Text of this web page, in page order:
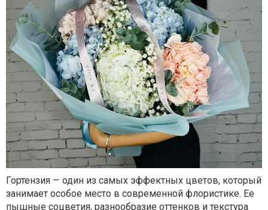
Гортензия — один из самых эффектных цветов, который
занимает особое место в современной флористике. Ее
пышные соцветия, разнообразие оттенков и текстура